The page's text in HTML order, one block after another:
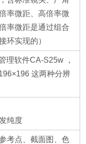
率微距、高倍率微
率微距是通过组合
环实现的）
理软件CA-S25w ，
这两种分辨
纯度
考点、截面图、色